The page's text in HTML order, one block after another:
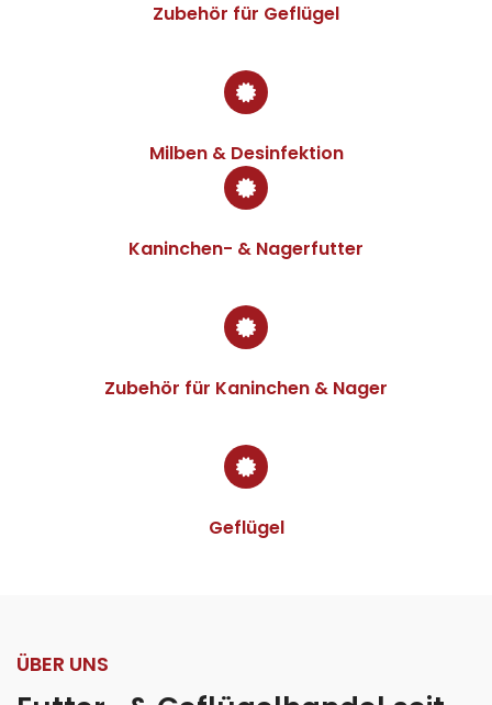
Zubehör für Geflügel
Milben & Desinfektion
Kaninchen- & Nagerfutter
Zubehör für Kaninchen & Nager
Geflügel
ÜBER UNS